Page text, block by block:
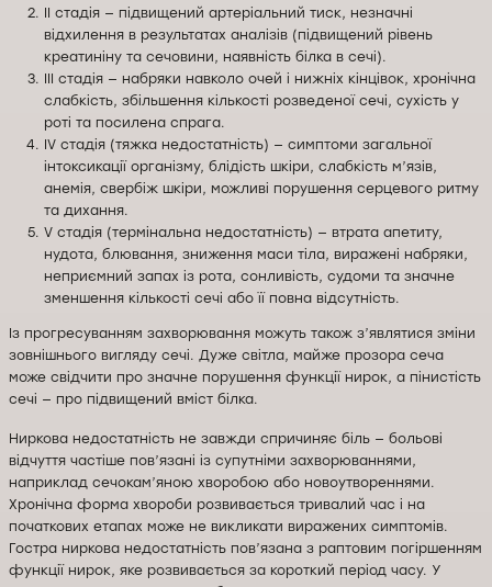
II стадія — підвищений артеріальний тиск, незначні
відхилення в результатах аналізів (підвищений рівень
креатиніну та сечовини, наявність білка в сечі).
III стадія — набряки навколо очей і нижніх кінцівок, хронічна
слабкість, збільшення кількості розведеної сечі, сухість у
роті та посилена спрага.
IV стадія (тяжка недостатність) — симптоми загальної
інтоксикації організму, блідість шкіри, слабкість м’язів,
анемія, свербіж шкіри, можливі порушення серцевого ритму
та дихання.
V стадія (термінальна недостатність) — втрата апетиту,
нудота, блювання, зниження маси тіла, виражені набряки,
неприємний запах із рота, сонливість, судоми та значне
зменшення кількості сечі або її повна відсутність.
Із прогресуванням захворювання можуть також з’являтися зміни
зовнішнього вигляду сечі. Дуже світла, майже прозора сеча
може свідчити про значне порушення функції нирок, а пінистість
сечі — про підвищений вміст білка.
Ниркова недостатність не завжди спричиняє біль — больові
відчуття частіше пов’язані із супутніми захворюваннями,
наприклад сечокам’яною хворобою або новоутвореннями.
Хронічна форма хвороби розвивається тривалий час і на
початкових етапах може не викликати виражених симптомів.
Гостра ниркова недостатність пов’язана з раптовим погіршенням
функції нирок, яке розвивається за короткий період часу. У